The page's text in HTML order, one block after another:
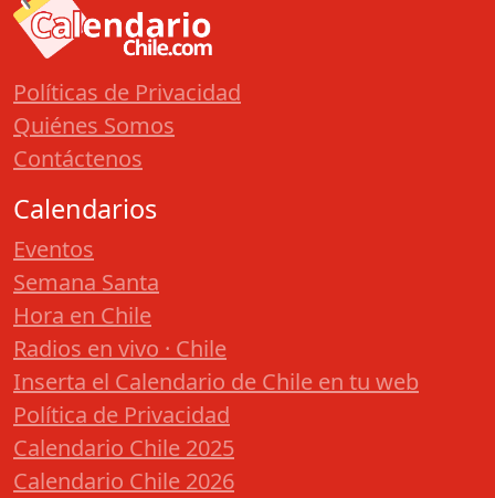
Políticas de Privacidad
Quiénes Somos
Contáctenos
Calendarios
Eventos
Semana Santa
Hora en Chile
Radios en vivo · Chile
Inserta el Calendario de Chile en tu web
Política de Privacidad
Calendario Chile 2025
Calendario Chile 2026